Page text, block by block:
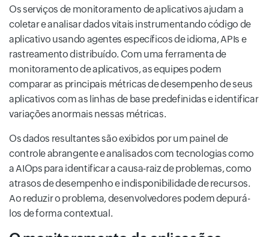
Os serviços de monitoramento de aplicativos ajudam a
coletar e analisar dados vitais instrumentando código de
aplicativo usando agentes específicos de idioma, APIs e
rastreamento distribuído. Com uma ferramenta de
monitoramento de aplicativos, as equipes podem
comparar as principais métricas de desempenho de seus
aplicativos com as linhas de base predefinidas e identificar
variações anormais nessas métricas.
Os dados resultantes são exibidos por um painel de
controle abrangente e analisados com tecnologias como
a AIOps para identificar a causa-raiz de problemas, como
atrasos de desempenho e indisponibilidade de recursos.
Ao reduzir o problema, desenvolvedores podem depurá-
los de forma contextual.